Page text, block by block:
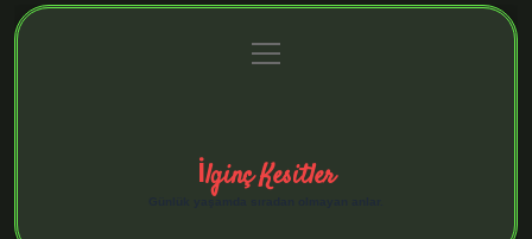
Gizlilik Politikası
menüyü
aç
İlginç Kesitler